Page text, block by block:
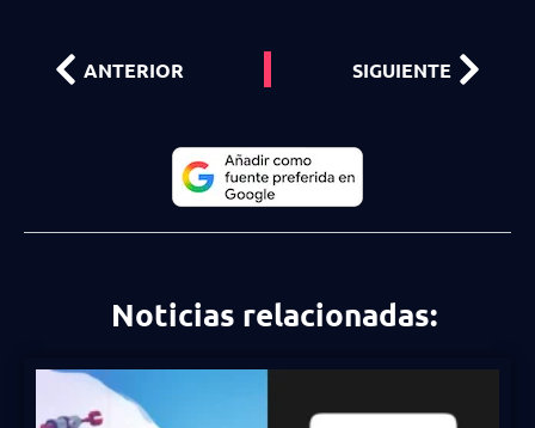
ANTERIOR SIGUIENTE
Noticias relacionadas: